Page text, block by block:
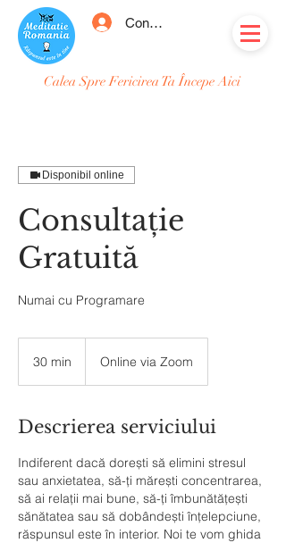
Conectează-te
Calea Spre Fericirea Ta Începe Aici
Disponibil online
Consultație
Gratuită
30 min
i
n
Online via Zoom
Descrierea serviciului
Indiferent dacă dorești să elimini stresul
sau anxietatea, să-ți mărești concentrarea,
să ai relații mai bune, să-ți îmbunătățești
sănătatea sau să dobândești înțelepciune,
răspunsul este în interior. Noi te vom ghida